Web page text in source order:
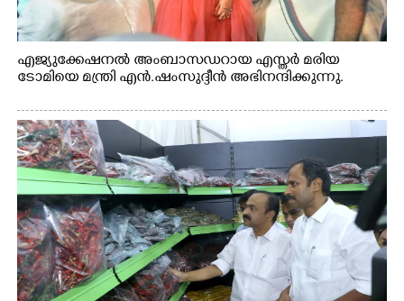
എജ്യുക്കേഷനൽ അംബാസഡറായ എസ്തർ മരിയ
ടോമിയെ മന്ത്രി എൻ.ഷംസുദ്ദീൻ അഭിനന്ദിക്കുന്നു.